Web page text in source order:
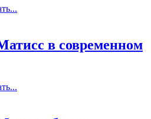
в современном